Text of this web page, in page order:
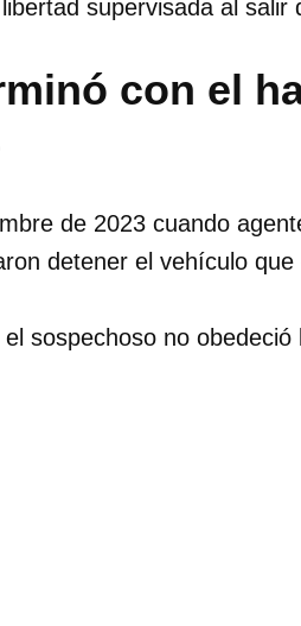
supervisada al salir
con el
de 2023 cuando
detener el vehículo
sospechoso no